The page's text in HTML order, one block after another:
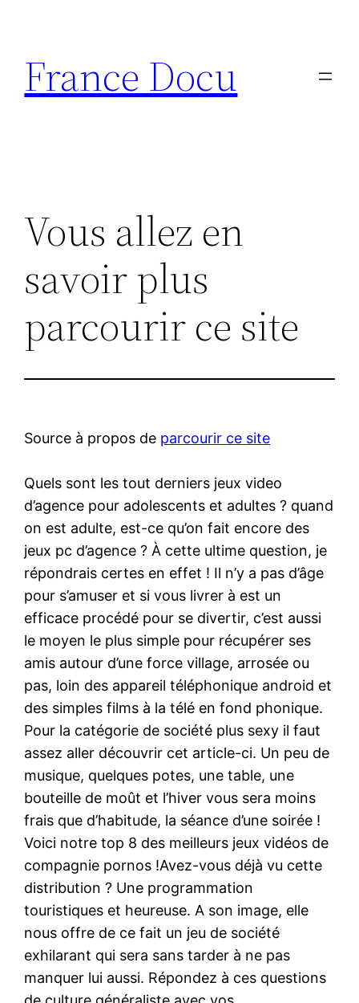
contenu
France Docu
Vous allez en
savoir plus
parcourir ce site
Source à propos de parcourir ce site
Quels sont les tout derniers jeux video
d’agence pour adolescents et adultes ? quand
on est adulte, est-ce qu’on fait encore des
jeux pc d’agence ? À cette ultime question, je
répondrais certes en effet ! Il n’y a pas d’âge
pour s’amuser et si vous livrer à est un
efficace procédé pour se divertir, c’est aussi
le moyen le plus simple pour récupérer ses
amis autour d’une force village, arrosée ou
pas, loin des appareil téléphonique android et
des simples films à la télé en fond phonique.
Pour la catégorie de société plus sexy il faut
assez aller découvrir cet article-ci. Un peu de
musique, quelques potes, une table, une
bouteille de moût et l’hiver vous sera moins
frais que d’habitude, la séance d’une soirée !
Voici notre top 8 des meilleurs jeux vidéos de
compagnie pornos !Avez-vous déjà vu cette
distribution ? Une programmation
touristiques et heureuse. A son image, elle
nous offre de ce fait un jeu de société
exhilarant qui sera sans tarder à ne pas
manquer lui aussi. Répondez à ces questions